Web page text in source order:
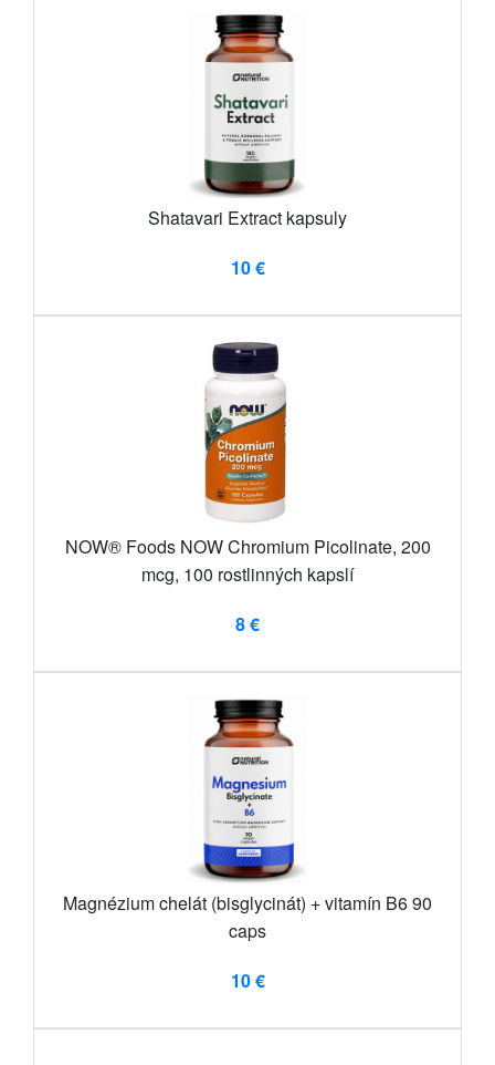
Shatavari Extract kapsuly
10 €
NOW® Foods NOW Chromium Picolinate, 200
mcg, 100 rostlinných kapslí
8 €
Magnézium chelát (bisglycinát) + vitamín B6 90
caps
10 €